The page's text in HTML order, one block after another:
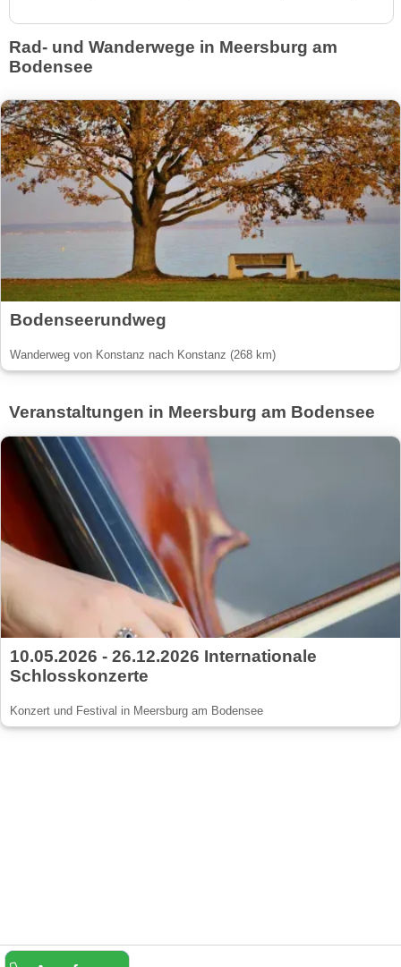
Rad- und Wanderwege in Meersburg am
Bodensee
Bodenseerundweg
Wanderweg von Konstanz nach Konstanz (268 km)
Veranstaltungen in Meersburg am Bodensee
10.05.2026 - 26.12.2026 Internationale
Schlosskonzerte
Konzert und Festival in Meersburg am Bodensee